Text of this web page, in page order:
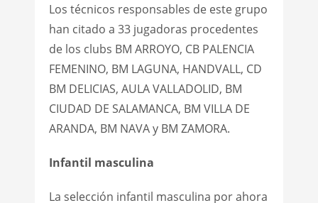
Los técnicos responsables de este grupo
han citado a 33 jugadoras procedentes
de los clubs BM ARROYO, CB PALENCIA
FEMENINO, BM LAGUNA, HANDVALL, CD
BM DELICIAS, AULA VALLADOLID, BM
CIUDAD DE SALAMANCA, BM VILLA DE
ARANDA, BM NAVA y BM ZAMORA.
Infantil masculina
La selección infantil masculina por ahora